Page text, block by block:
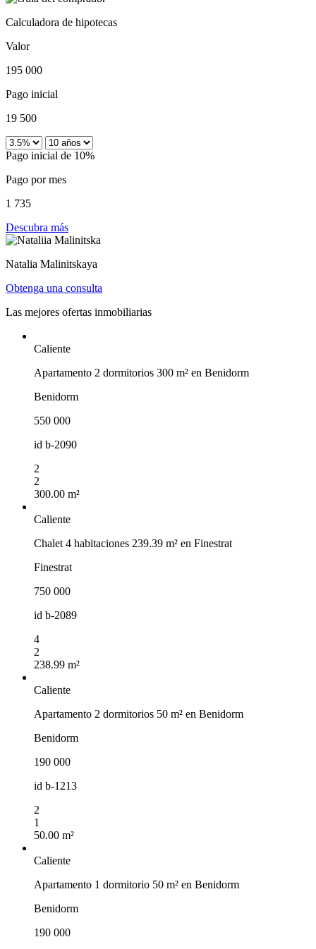
Calculadora de hipotecas
Valor
195 000
Pago inicial
19 500
Pago inicial de 10%
Pago por mes
1 735
Descubra más
Natalia Malinitskaya
Obtenga una consulta
Las mejores ofertas inmobiliarias
Caliente
Apartamento 2 dormitorios 300 m² en Benidorm
Benidorm
550 000
id b-2090
2
2
300.00 m²
Caliente
Chalet 4 habitaciones 239.39 m² en Finestrat
Finestrat
750 000
id b-2089
4
2
238.99 m²
Caliente
Apartamento 2 dormitorios 50 m² en Benidorm
Benidorm
190 000
id b-1213
2
1
50.00 m²
Caliente
Apartamento 1 dormitorio 50 m² en Benidorm
Benidorm
190 000